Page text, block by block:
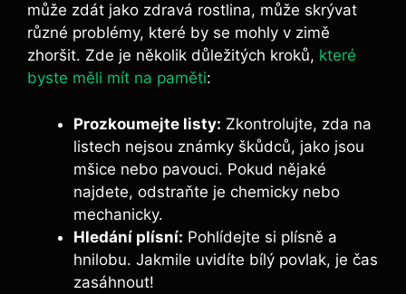
může zdát jako zdravá rostlina, může skrývat
různé problémy, které by se mohly v zimě
zhoršit. Zde je několik důležitých kroků, které
byste měli mít na paměti:
Prozkoumejte listy: Zkontrolujte, zda na
listech nejsou známky škůdců, jako jsou
mšice nebo pavouci. Pokud nějaké
najdete, odstraňte je chemicky nebo
mechanicky.
Hledání plísní: Pohlídejte si plísně a
hnilobu. Jakmile uvidíte bílý povlak, je čas
zasáhnout!